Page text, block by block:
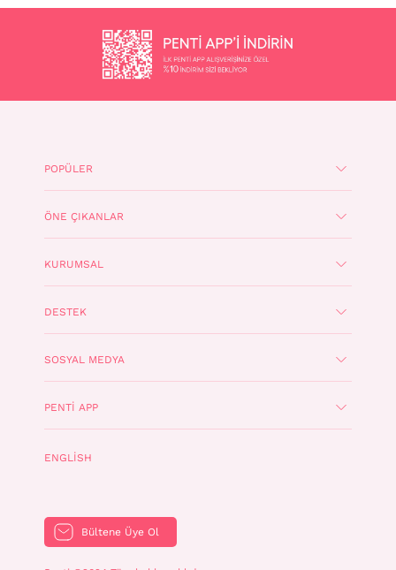
POPÜLER
ÖNE ÇIKANLAR
KURUMSAL
DESTEK
SOSYAL MEDYA
PENTI APP
ENGLISH
Bültene Üye Ol